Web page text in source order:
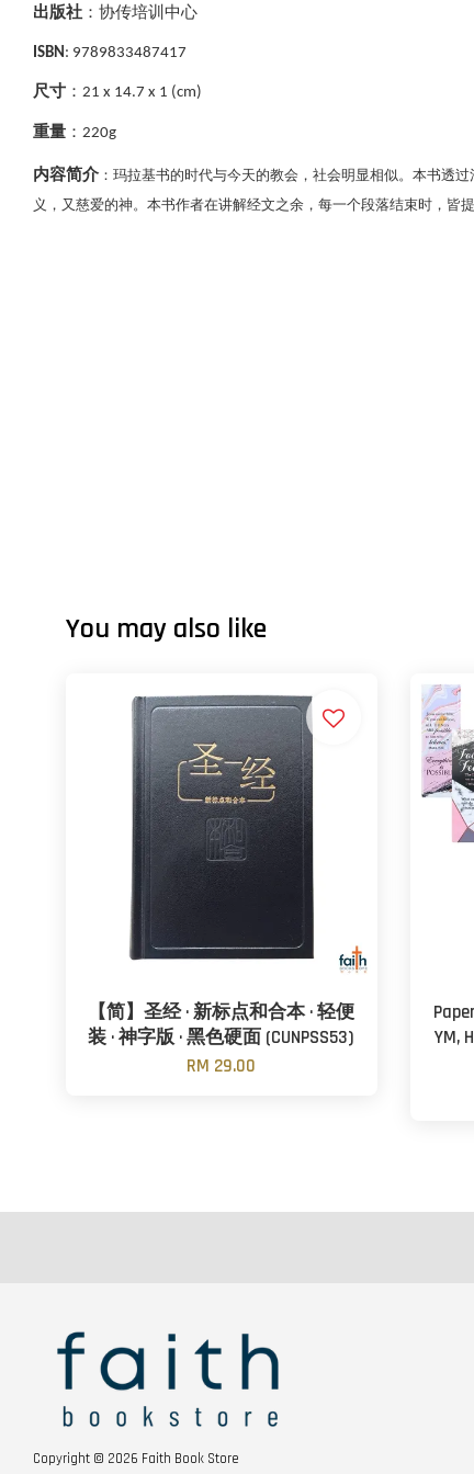
出版社 ：协传培训中心
ISBN : 9789833487417
尺寸 ： 21 x 14.7 x 1 (cm)
重量 ： 220g
内容简介 ：玛拉基书的时代与今天的教会，社会明显相似。本书透
义，又慈爱的神。本书作者在讲解经文之余，每一个段落结束时，皆
You may also like
【简】圣经 · 新标点和合本 · 轻便
装 · 神字版 · 黑色硬面 (CUNPSS53)
RM 29.00
YM,
Copyright © 2026 Faith Book Store